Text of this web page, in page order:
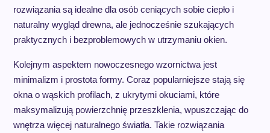
rozwiązania są idealne dla osób ceniących sobie ciepło i
naturalny wygląd drewna, ale jednocześnie szukających
praktycznych i bezproblemowych w utrzymaniu okien.
Kolejnym aspektem nowoczesnego wzornictwa jest
minimalizm i prostota formy. Coraz popularniejsze stają się
okna o wąskich profilach, z ukrytymi okuciami, które
maksymalizują powierzchnię przeszklenia, wpuszczając do
wnętrza więcej naturalnego światła. Takie rozwiązania